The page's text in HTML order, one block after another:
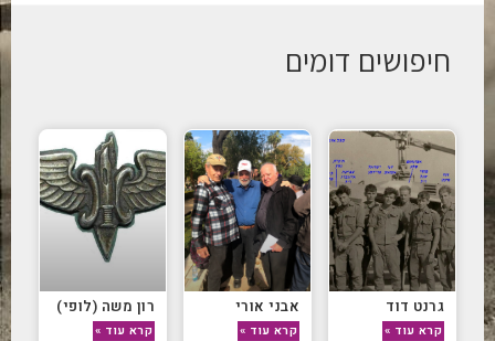
חיפושים דומים
גרנט דוד
קרא עוד »
אבני אורי
קרא עוד »
רון משה (לופי)
קרא עוד »